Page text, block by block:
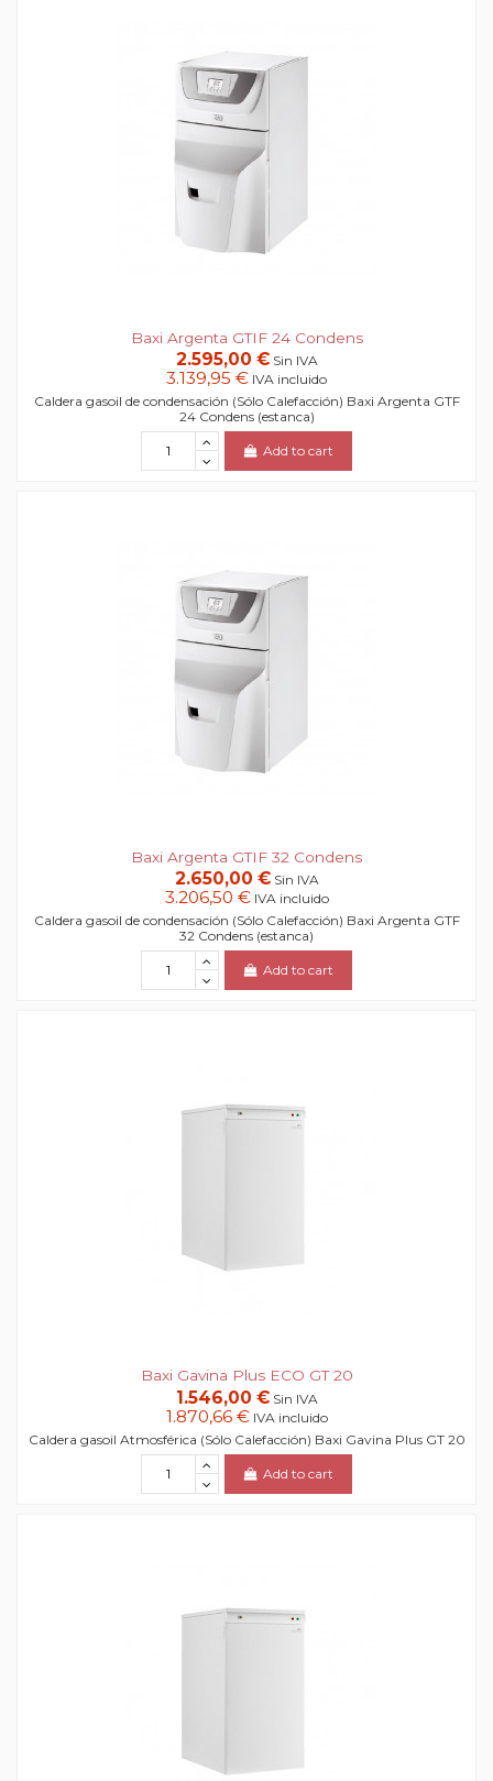
Baxi Argenta GTIF 24 Condens
2.595,00 € Sin IVA
3.139,95 € IVA incluido
Caldera gasoil de condensación (Sólo Calefacción) Baxi Argenta GTF
24 Condens (estanca)
Add to cart
Baxi Argenta GTIF 32 Condens
2.650,00 € Sin IVA
3.206,50 € IVA incluido
Caldera gasoil de condensación (Sólo Calefacción) Baxi Argenta GTF
32 Condens (estanca)
Add to cart
Baxi Gavina Plus ECO GT 20
1.546,00 € Sin IVA
1.870,66 € IVA incluido
Caldera gasoil Atmosférica (Sólo Calefacción) Baxi Gavina Plus GT 20
Add to cart